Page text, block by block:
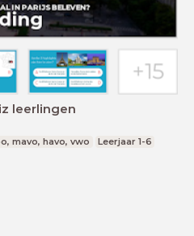
leerlingen
mavo, havo, vwo Leerjaar 1-6